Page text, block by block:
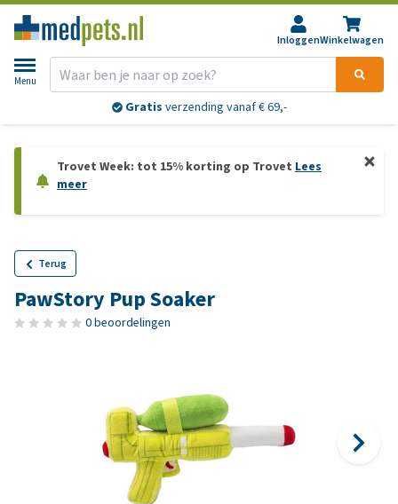
InloggenWinkelwagen
Menu
Gratis verzending vanaf € 69,-
Trovet Week: tot 15% korting op Trovet Lees
meer
Terug
PawStory Pup Soaker
0 beoordelingen